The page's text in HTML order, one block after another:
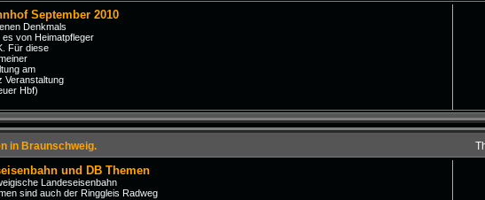
September 2010
Denkmals
von Heimatpfleger
Für diese
am
Veranstaltung
Hbf)
in Braunschweig.
und DB Themen
Landeseisenbahn
sind auch der Ringgleis Radweg